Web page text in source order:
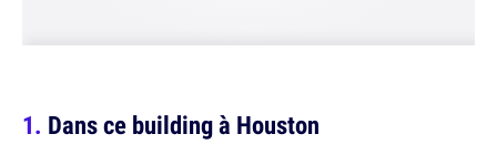
Dans ce building à Houston